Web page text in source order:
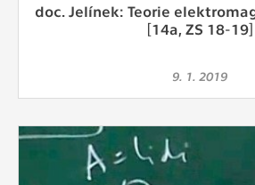
doc. Jelínek: Teorie
[14a, ZS 18-19]
9. 1. 2019